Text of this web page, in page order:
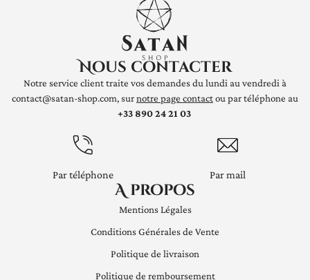
Nous contacter
Notre service client traite vos demandes du lundi au vendredi à
contact@satan-shop.com, surnotre page contactou par téléphone au
+33 890 24 21 03
Par téléphone Par mail
A propos
Mentions Légales
Conditions Générales de Vente
Politique de livraison
Politique de remboursement